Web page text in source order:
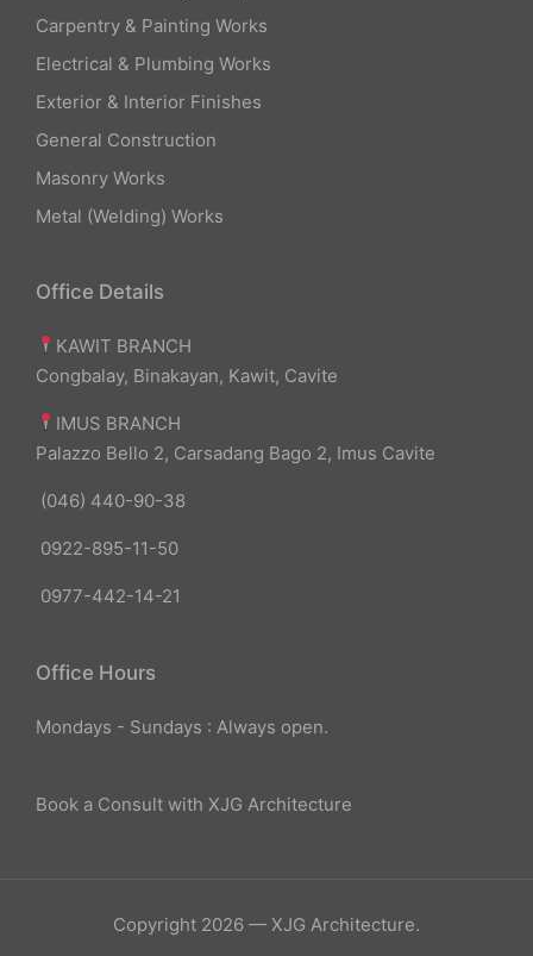
Carpentry & Painting Works
Electrical & Plumbing Works
Exterior & Interior Finishes
General Construction
Masonry Works
Metal (Welding) Works
Office Details
KAWIT BRANCH
Congbalay, Binakayan, Kawit, Cavite
IMUS BRANCH
Palazzo Bello 2, Carsadang Bago 2, Imus Cavite
(046) 440-90-38
0922-895-11-50
0977-442-14-21
Office Hours
Mondays - Sundays : Always open.
Book a Consult with XJG Architecture
Copyright 2026 — XJG Architecture.